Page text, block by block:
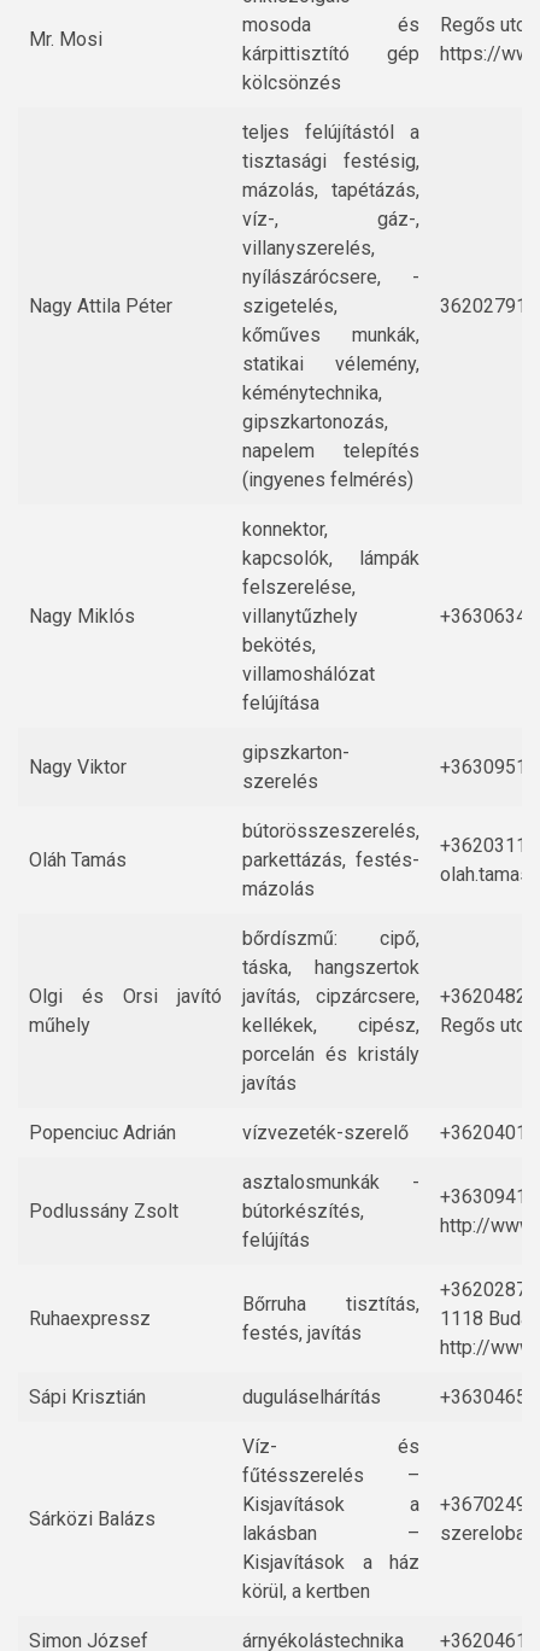
Mr. Mosi
mosoda és
kárpittisztító gép
kölcsönzés
Regős utca
https://
Nagy Attila Péter
teljes felújítástól a
tisztasági festésig,
mázolás, tapétázás,
víz-, gáz-,
villanyszerelés,
nyílászárócsere, -
szigetelés,
kőműves munkák,
statikai vélemény,
kéménytechnika,
gipszkartonozás,
napelem telepítés
(ingyenes felmérés)
Nagy Miklós
konnektor,
kapcsolók, lámpák
felszerelése,
villanytűzhely
bekötés,
villamoshálózat
felújítása
Nagy Viktor
gipszkarton-
szerelés
Oláh Tamás
bútorösszeszerelés,
parkettázás, festés-
mázolás
Olgi és Orsi javító
műhely
bőrdíszmű: cipő,
táska, hangszertok
javítás, cipzárcsere,
kellékek, cipész,
porcelán és kristály
javítás
Regős utca
Popenciuc Adrián vízvezeték-szerelő
Podlussány Zsolt
asztalosmunkák -
bútorkészítés,
felújítás
http://
Ruhaexpressz
Bőrruha tisztítás,
festés, javítás
1118
http://
Sápi Krisztián duguláselhárítás
Sárközi Balázs
Víz- és
fűtésszerelés –
Kisjavítások a
lakásban –
Kisjavítások a ház
körül, a kertben
Simon József árnyékolástechnika